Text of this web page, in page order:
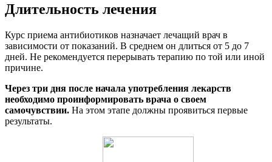
Длительность лечения
Курс приема антибиотиков назначает лечащий врач в
зависимости от показаний. В среднем он длиться от 5 до 7
дней. Не рекомендуется перерывать терапию по той или иной
причине.
Через три дня после начала употребления лекарств
необходимо проинформировать врача о своем
самочувствии. На этом этапе должны проявиться первые
результаты.